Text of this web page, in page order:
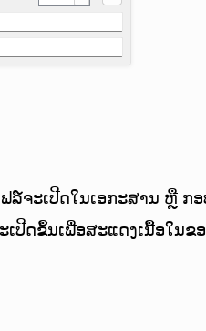
ລ໌ຈະເປີດໃນເອກະສານ ຫຼື ກ
ດຂຶ້ນເພື່ອສະແດງເນື້ອໃນຂ